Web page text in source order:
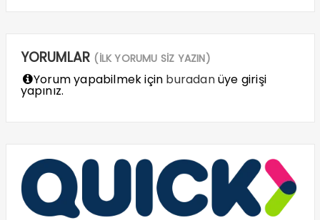
YORUMLAR (İLK YORUMU SİZ YAZIN)
Yorum yapabilmek için buradanüye girişi
yapınız.